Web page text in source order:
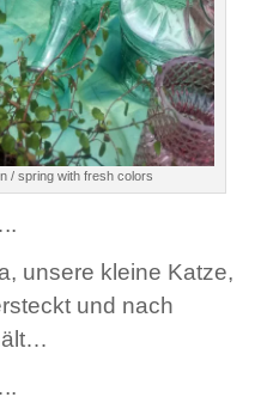
/ spring with fresh colors
unsere kleine Katze,
und nach